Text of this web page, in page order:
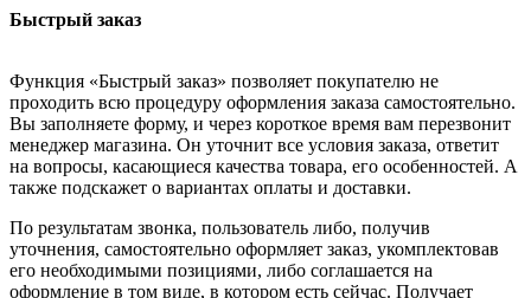
Быстрый заказ
Функция «Быстрый заказ» позволяет покупателю не
проходить всю процедуру оформления заказа самостоятельно.
Вы заполняете форму, и через короткое время вам перезвонит
менеджер магазина. Он уточнит все условия заказа, ответит
на вопросы, касающиеся качества товара, его особенностей. А
также подскажет о вариантах оплаты и доставки.
По результатам звонка, пользователь либо, получив
уточнения, самостоятельно оформляет заказ, укомплектовав
его необходимыми позициями, либо соглашается на
оформление в том виде, в котором есть сейчас. Получает